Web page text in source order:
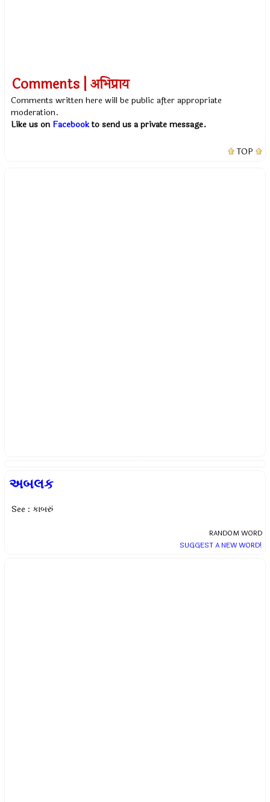
Comments | अभिप्राय
Comments written here will be public after appropriate
moderation.
Like us on Facebookto send us a private message.
TOP
અબલક
See : કાબરું
RANDOM WORD
SUGGEST A NEW WORD!